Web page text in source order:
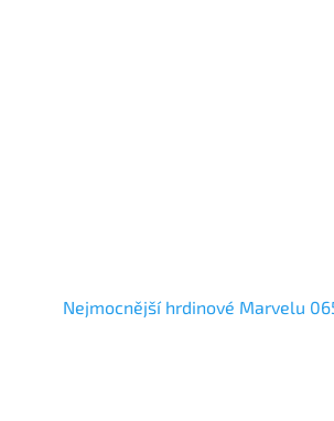
Nejmocnější hrdinové Marvelu